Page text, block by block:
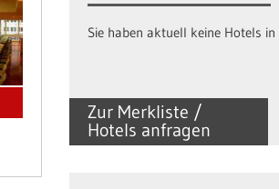
Zur Merkliste /
Hotels anfragen
Sie haben aktuell keine Hotels